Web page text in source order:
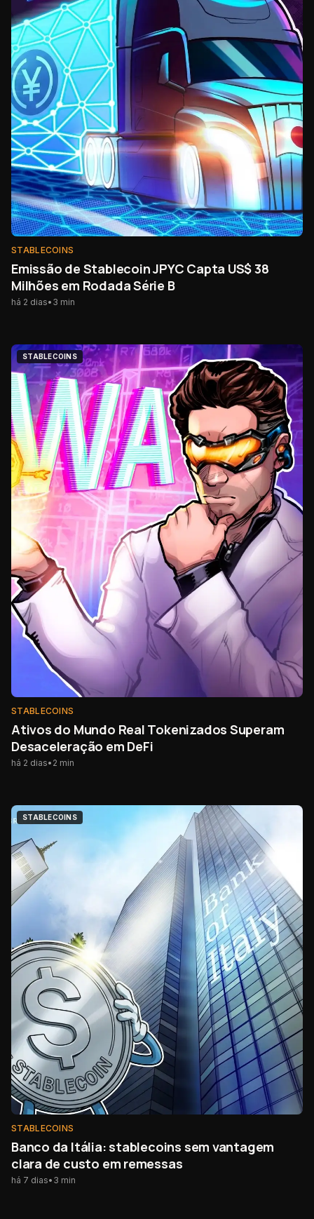
STABLECOINS
Emissão de Stablecoin JPYC Capta US$ 38
Milhões em Rodada Série B
há 2 dias• 3 min
STABLECOINS
STABLECOINS
Ativos do Mundo Real Tokenizados Superam
Desaceleração em DeFi
há 2 dias• 2 min
STABLECOINS
STABLECOINS
Banco da Itália: stablecoins sem vantagem
clara de custo em remessas
há 7 dias• 3 min